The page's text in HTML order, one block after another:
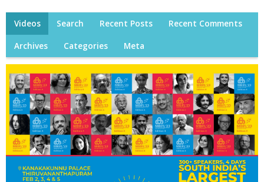
Videos Search Recent Posts Recent Comments
Archives Categories Meta